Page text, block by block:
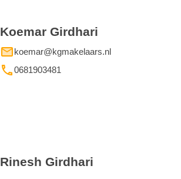
Koemar Girdhari
koemar@kgmakelaars.nl
0681903481
Rinesh Girdhari